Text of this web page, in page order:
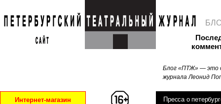
Блог «ПТЖ» — это
журнала Леонид
Интернет-магазин Пресса о